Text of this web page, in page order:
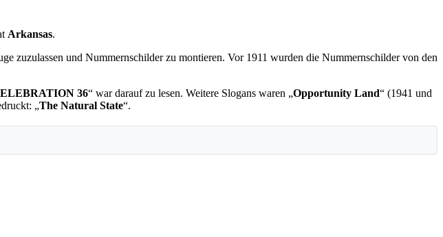
Arkansas.
zuzulassen und Nummernschilder zu montieren. Vor 1911 wurden die Nummernschilder von den
36“ war darauf zu lesen. Weitere Slogans waren „Opportunity Land“ (1941 und
„The Natural State“.